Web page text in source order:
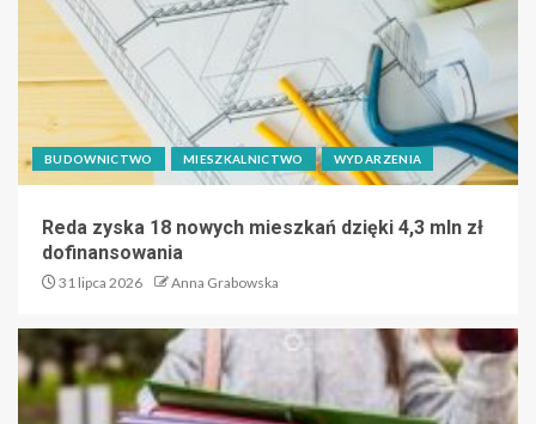
BUDOWNICTWO MIESZKALNICTWO WYDARZENIA
Reda zyska 18 nowych mieszkań dzięki 4,3 mln zł
dofinansowania
31 lipca 2026 Anna Grabowska